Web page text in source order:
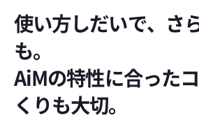
使い方しだいで、さ
も。
AiMの特性に合った
くりも大切。